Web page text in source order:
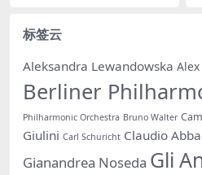
标签云
Aleksandra Lewandowska
Berliner
Philharmonic Orchestra Bruno Walter
Giulini Carl Schuricht Claudio
Gianandrea Noseda Gli